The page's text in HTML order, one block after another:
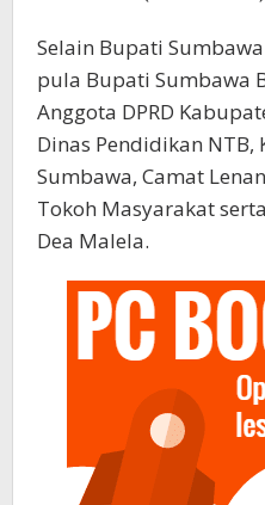
Selain Bupati
pula Bupati Sumbawa
Anggota DPRD
Dinas Pendidikan NTB,
Sumbawa, Camat
Tokoh Masyarakat
Dea Malela.